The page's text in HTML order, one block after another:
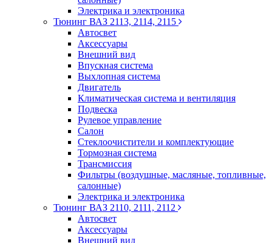
Электрика и электроника
Тюнинг ВАЗ 2113, 2114, 2115
Автосвет
Аксессуары
Внешний вид
Впускная система
Выхлопная система
Двигатель
Климатическая система и вентиляция
Подвеска
Рулевое управление
Салон
Стеклоочистители и комплектующие
Тормозная система
Трансмиссия
Фильтры (воздушные, масляные, топливные,
салонные)
Электрика и электроника
Тюнинг ВАЗ 2110, 2111, 2112
Автосвет
Аксессуары
Внешний вид